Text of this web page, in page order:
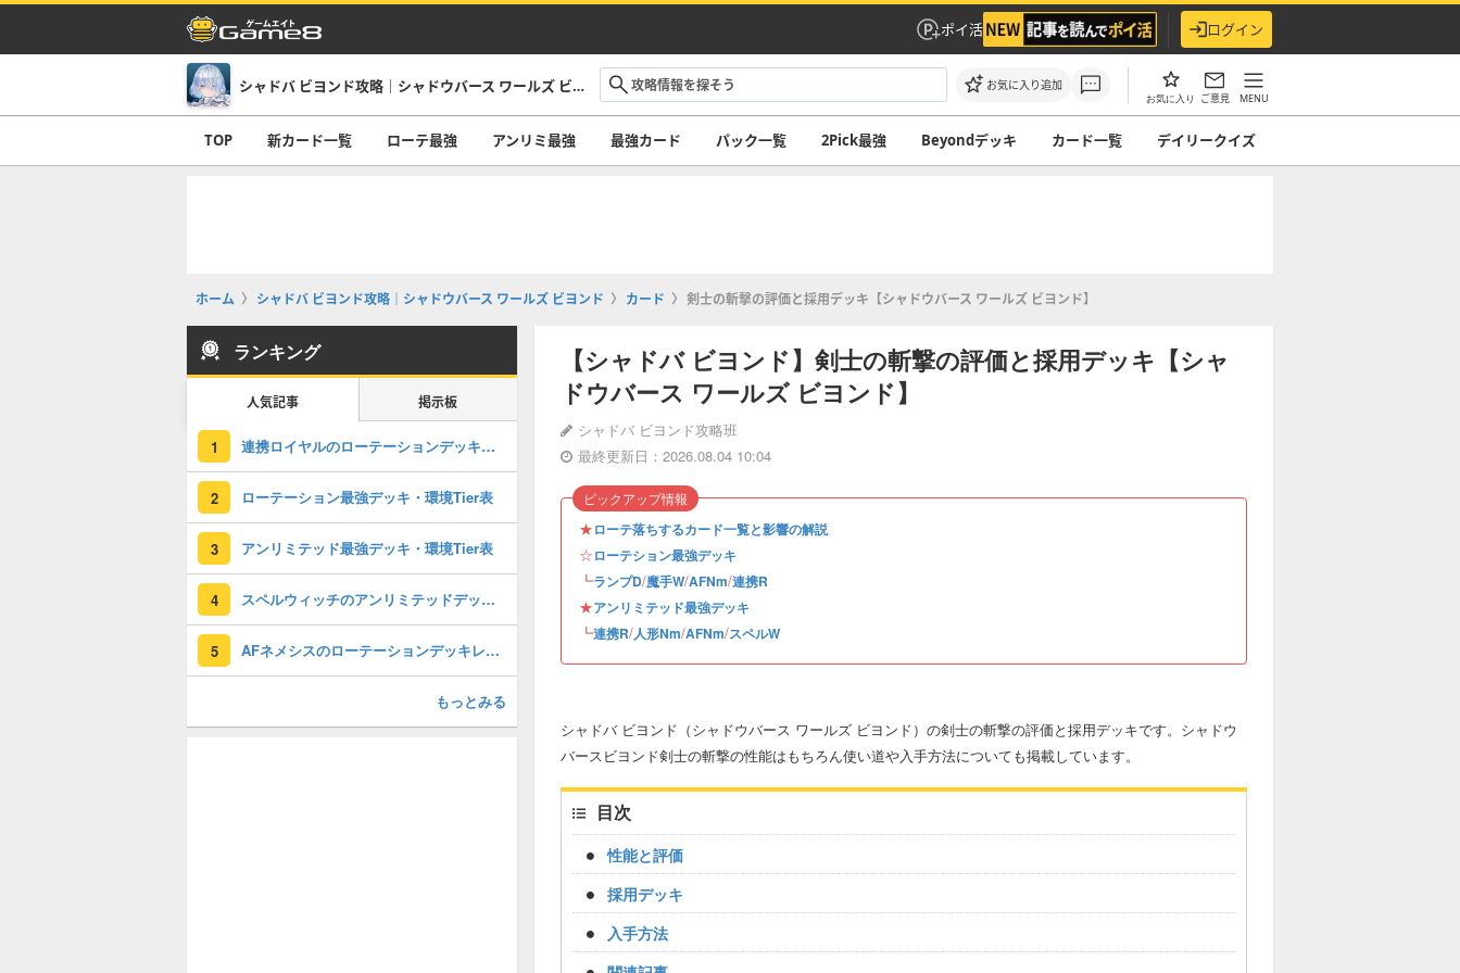
ポイ活 ログイン
シャドバ ビヨンド攻略｜シャドウバース ワールズ ビヨンド お気に入り追加
お気に入り ご意見 MENU
TOP 新カード一覧 ローテ最強 アンリミ最強 最強カード パック一覧 2Pick最強 Beyondデッキ カード一覧 デイリークイズ
ホーム シャドバ ビヨンド攻略｜シャドウバース ワールズ ビヨンド カード 剣士の斬撃の評価と採用デッキ【シャドウバース ワールズ ビヨンド】
【シャドバ ビヨンド】剣士の斬撃の評価と採用デッキ【シャ
ドウバース ワールズ ビヨンド】
シャドバ ビヨンド攻略班
最終更新日：2026.08.04 10:04
★ローテ落ちするカード一覧と影響の解説
☆ローテション最強デッキ
┗ランプD/魔手W/AFNm/連携R
★アンリミテッド最強デッキ
┗連携R/人形Nm/AFNm/スペルW
ピックアップ情報
シャドバ ビヨンド（シャドウバース ワールズ ビヨンド）の剣士の斬撃の評価と採用デッキです。シャドウ
バースビヨンド剣士の斬撃の性能はもちろん使い道や入手方法についても掲載しています。
目次
性能と評価
採用デッキ
入手方法
ランキング
人気記事 掲示板
1 連携ロイヤルのローテーションデッキレシピと立ち回り・マリガン
2 ローテーション最強デッキ・環境Tier表
3 アンリミテッド最強デッキ・環境Tier表
4 スペルウィッチのアンリミテッドデッキレシピと立ち回り
5 AFネメシスのローテーションデッキレシピと立ち回り
もっとみる